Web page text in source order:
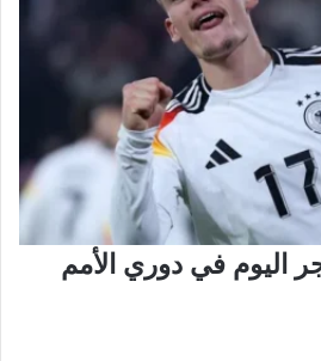
اليوم في دوري الأمم